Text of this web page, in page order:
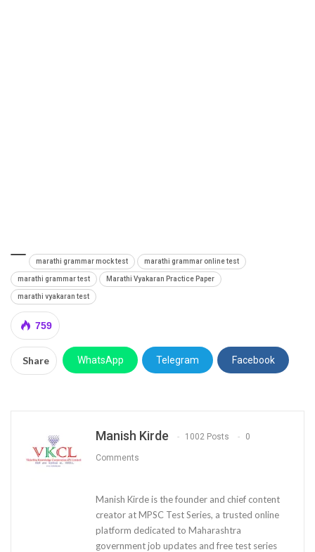
marathi grammar mock test marathi grammar online test
marathi grammar test Marathi Vyakaran Practice Paper
marathi vyakaran test
759
Share WhatsApp Telegram Facebook
Manish Kirde 1002 Posts 0
Comments
Manish Kirde is the founder and chief content
creator at MPSC Test Series, a trusted online
platform dedicated to Maharashtra
government job updates and free test series